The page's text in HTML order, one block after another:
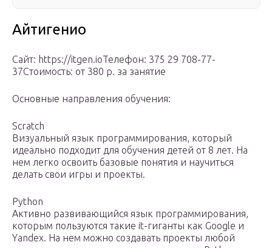
Айтигенио
Сайт: https://itgen.ioТелефон: 375 29 708-77-
37Стоимость: от 380 р. за занятие
Основные направления обучения:
Scratch
Визуальный язык программирования, который
идеально подходит для обучения детей от 8 лет. На
нем легко освоить базовые понятия и научиться
делать свои игры и проекты.
Python
Активно развивающийся язык программирования,
которым пользуются такие it-гиганты как Google и
Yandex. На нем можно создавать проекты любой